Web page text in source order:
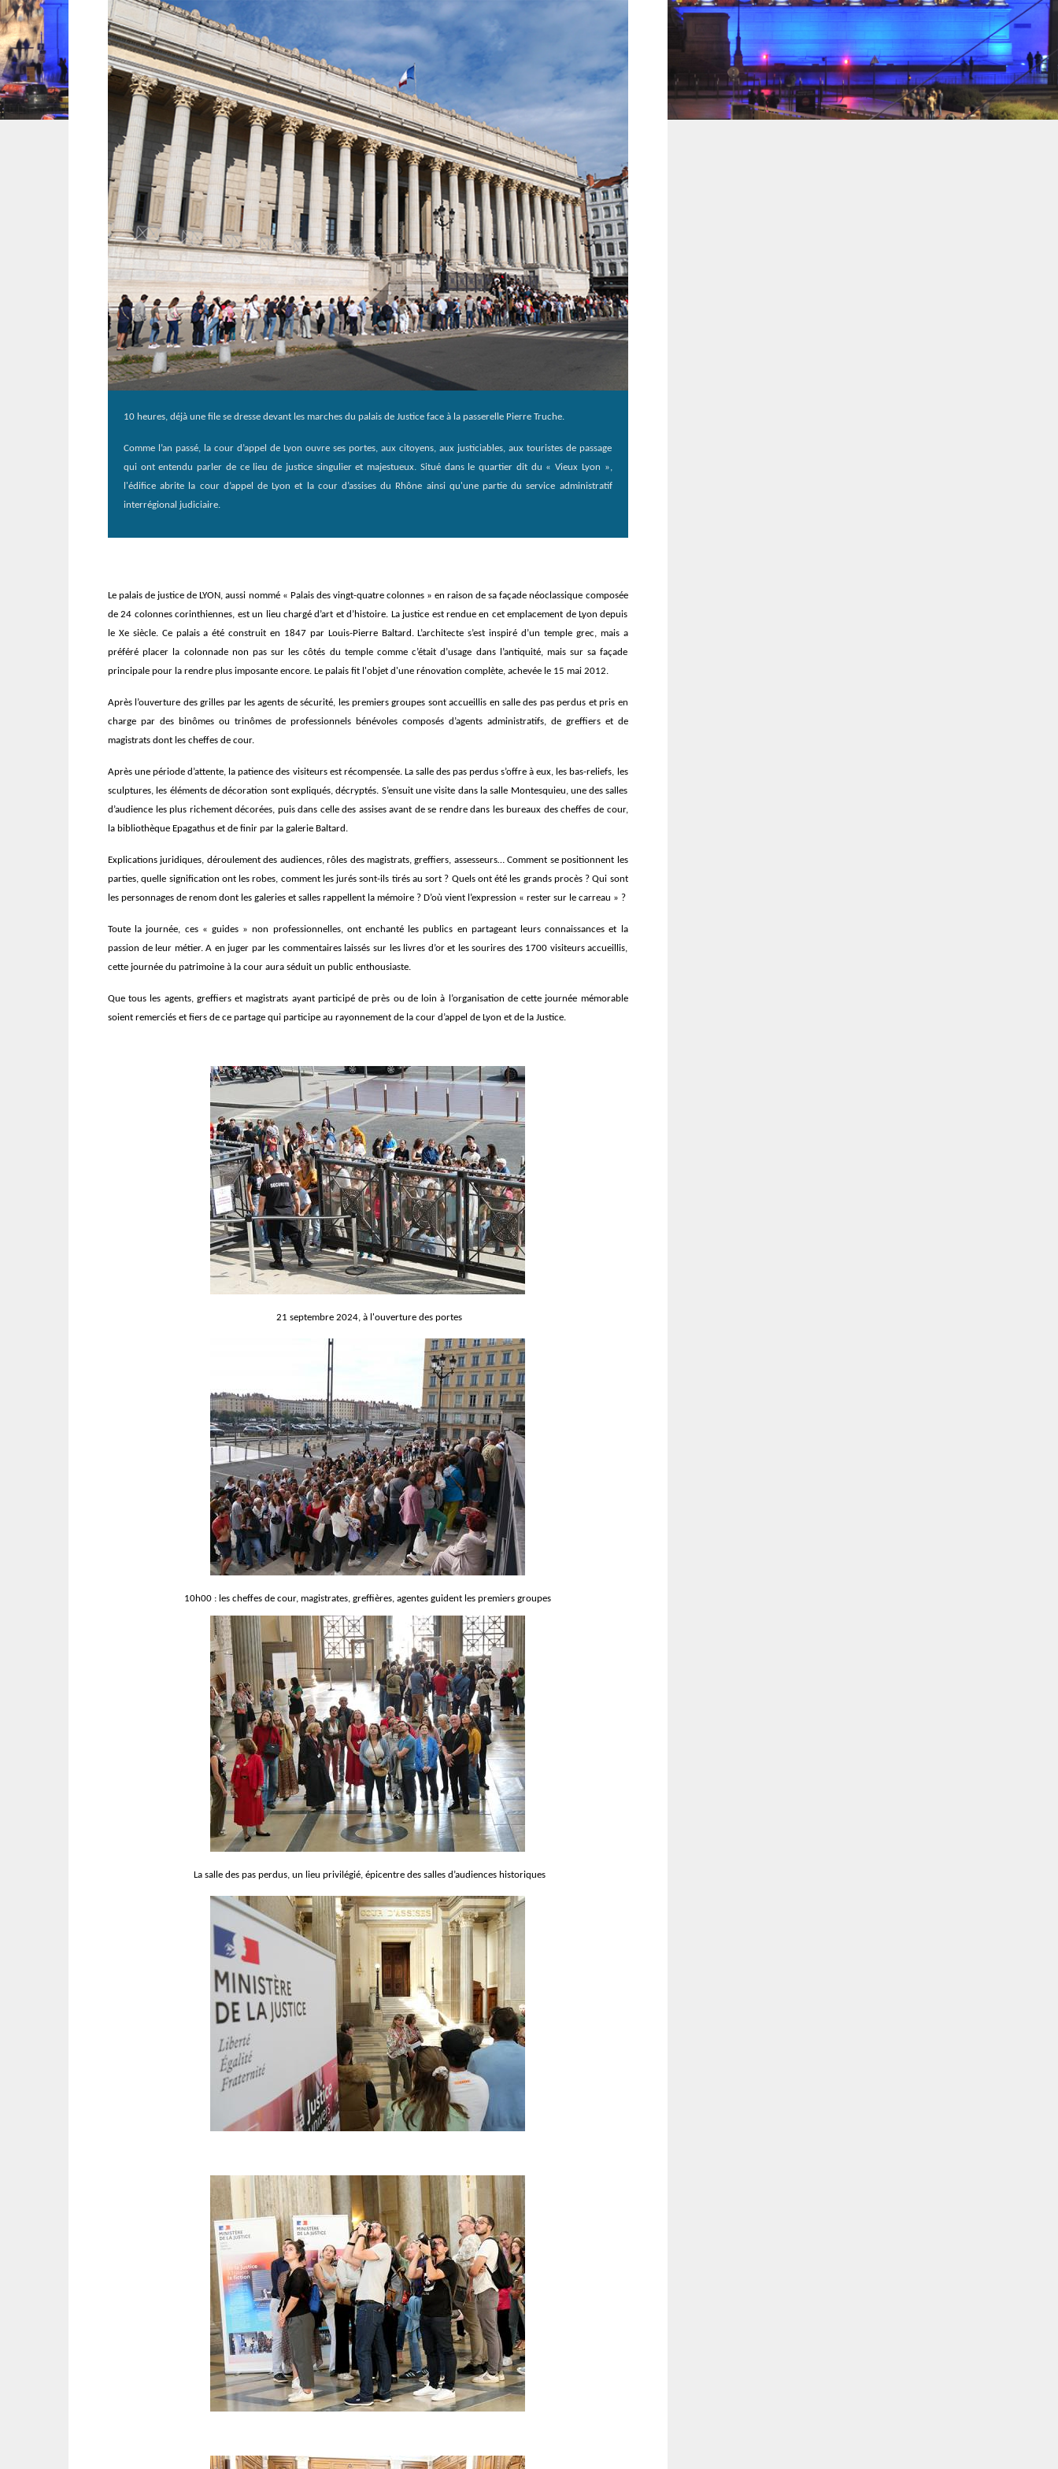
10 heures, déjà une file se dresse devant les marches du palais de Justice face à la passerelle Pierre Truche.
Comme l’an passé, la cour d’appel de Lyon ouvre ses portes, aux citoyens, aux justiciables, aux touristes de passage
qui ont entendu parler de ce lieu de justice singulier et majestueux. Situé dans le quartier dit du « Vieux Lyon »,
l'édifice abrite la cour d’appel de Lyon et la cour d’assises du Rhône ainsi qu'une partie du service administratif
interrégional judiciaire.
Le palais de justice de LYON, aussi nommé « Palais des vingt-quatre colonnes » en raison de sa façade néoclassique composée
de 24 colonnes corinthiennes, est un lieu chargé d’art et d’histoire. La justice est rendue en cet emplacement de Lyon depuis
le Xe siècle. Ce palais a été construit en 1847 par Louis-Pierre Baltard. L’architecte s’est inspiré d’un temple grec, mais a
préféré placer la colonnade non pas sur les côtés du temple comme c’était d’usage dans l’antiquité, mais sur sa façade
principale pour la rendre plus imposante encore. Le palais fit l'objet d'une rénovation complète, achevée le 15 mai 2012.
Après l’ouverture des grilles par les agents de sécurité, les premiers groupes sont accueillis en salle des pas perdus et pris en
charge par des binômes ou trinômes de professionnels bénévoles composés d’agents administratifs, de greffiers et de
magistrats dont les cheffes de cour.
Après une période d’attente, la patience des visiteurs est récompensée. La salle des pas perdus s’offre à eux, les bas-reliefs, les
sculptures, les éléments de décoration sont expliqués, décryptés. S’ensuit une visite dans la salle Montesquieu, une des salles
d’audience les plus richement décorées, puis dans celle des assises avant de se rendre dans les bureaux des cheffes de cour,
la bibliothèque Epagathus et de finir par la galerie Baltard.
Explications juridiques, déroulement des audiences, rôles des magistrats, greffiers, assesseurs… Comment se positionnent les
parties, quelle signification ont les robes, comment les jurés sont-ils tirés au sort ? Quels ont été les grands procès ? Qui sont
les personnages de renom dont les galeries et salles rappellent la mémoire ? D’où vient l’expression « rester sur le carreau » ?
Toute la journée, ces « guides » non professionnelles, ont enchanté les publics en partageant leurs connaissances et la
passion de leur métier. A en juger par les commentaires laissés sur les livres d’or et les sourires des 1700 visiteurs accueillis,
cette journée du patrimoine à la cour aura séduit un public enthousiaste.
Que tous les agents, greffiers et magistrats ayant participé de près ou de loin à l’organisation de cette journée mémorable
soient remerciés et fiers de ce partage qui participe au rayonnement de la cour d’appel de Lyon et de la Justice.
21 septembre 2024, à l'ouverture des portes
10h00 : les cheffes de cour, magistrates, greffières, agentes guident les premiers groupes
La salle des pas perdus, un lieu privilégié, épicentre des salles d’audiences historiques